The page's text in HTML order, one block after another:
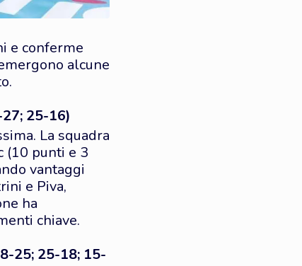
e conferme
alcune
25-16)
La squadra
(10 punti e 3
vantaggi
e Piva,
ha
chiave.
25; 25-18; 15-